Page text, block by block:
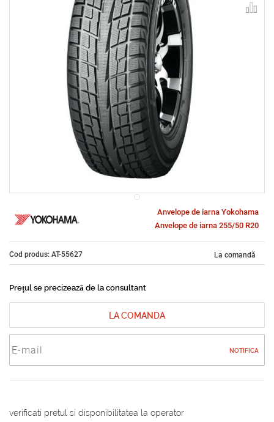
Anvelope de iarna Yokohama
Anvelope de iarna 255/50 R20
Cod produs: AT-55627 La comandă
Prețul se precizează de la consultant
LA COMANDA
NOTIFICA
verificati pretul si disponibilitatea la operator